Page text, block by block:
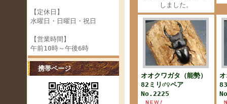
【定休日】
水曜日・日曜日・祝日
【営業時間】
午前10時～午後6時
携帯ページ
しました。
オオクワガタ（能勢）
82ミリ♂♀ペア
No.2225